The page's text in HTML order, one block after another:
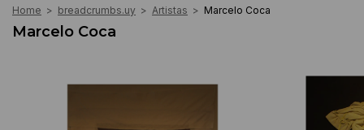
Home > breadcrumbs.uy > Artistas > Marcelo Coca
Marcelo Coca